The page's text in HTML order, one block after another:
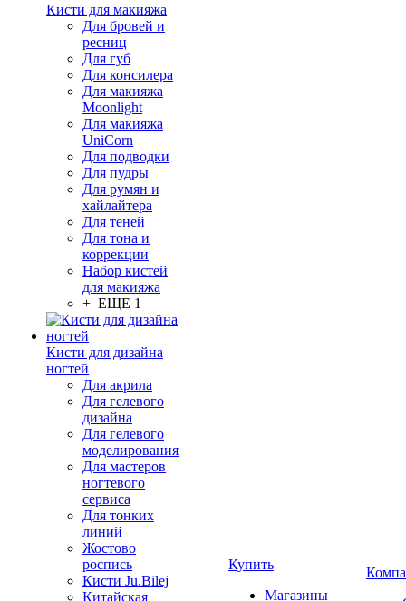
Кисти для макияжа
Для бровей и
ресниц
Для губ
Для консилера
Для макияжа
Moonlight
Для макияжа
UniCorn
Для подводки
Для пудры
Для румян и
хайлайтера
Для теней
Для тона и
коррекции
Набор кистей
для макияжа
+ ЕЩЕ 1
Кисти для дизайна
ногтей
Для акрила
Для гелевого
дизайна
Для гелевого
моделирования
Для мастеров
ногтевого
сервиса
Для тонких
линий
Жостово
роспись
Кисти Ju.Bilej
Китайская
Купить
Магазины